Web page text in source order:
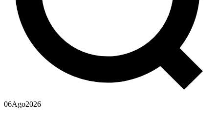
06Ago2026